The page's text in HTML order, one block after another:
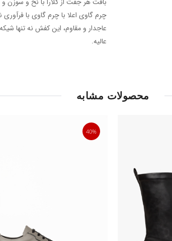
چرم گاوی اعلا با چرم گاوی با فرآوری
عاجدار و مقاوم، این کفش نه تنها
عالیه.
محصولات مشابه
40%